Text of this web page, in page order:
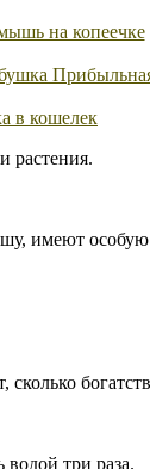
на копеечке
в кошелек
растения.
имеют
три раза.